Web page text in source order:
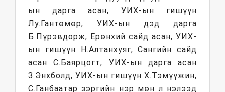
ын дарга асан, УИХ-ын гишүүн
Лу.Гантөмөр, УИХ-ын дэд дарга
Б.Пүрэвдорж, Ерөнхий сайд асан, УИХ-
ын гишүүн Н.Алтанхуяг, Сангийн сайд
асан С.Баярцогт, УИХ-ын дарга асан
З.Энхболд, УИХ-ын гишүүн Х.Тэмүүжин,
С.Ганбаатар зэргийн нэр мөн л нэлээд